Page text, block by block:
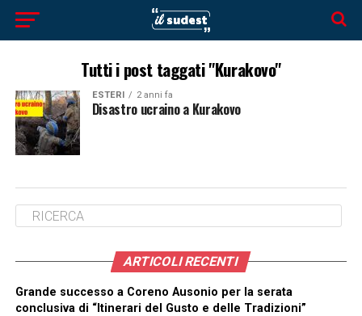
Tutti i post taggati "Kurakovo"
ESTERI 2 anni fa
Disastro ucraino a Kurakovo
ARTICOLI RECENTI
Grande successo a Coreno Ausonio per la serata
conclusiva di “Itinerari del Gusto e delle Tradizioni”